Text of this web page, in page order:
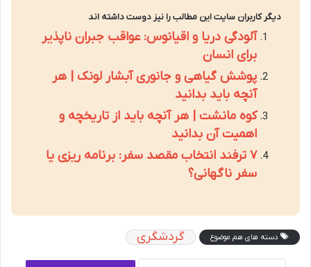
دیگر کاربران سایت این مطالب را نیز دوست داشته اند
آلودگی دریا و اقیانوس: عواقب جبران ناپذیر
برای انسان
پوشش گیاهی و جانوری آبشار لونک | هر
آنچه باید بدانید
کوه مانشت | هر آنچه باید از تاریخچه و
اهمیت آن بدانید
۷ ترفند انتخاب مقصد سفر: برنامه ریزی یا
سفر ناگهانی؟
دسته های هم موضوع گردشگری